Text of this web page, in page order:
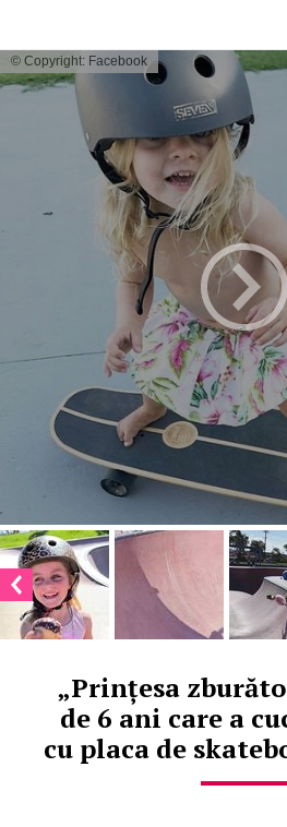
© Copyright: Facebook
„Prințesa
de 6 ani care a
cu placa de